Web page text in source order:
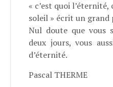
« c’est quoi l’éternité,
soleil » écrit un grand
Nul doute que vous
deux jours, vous
d’éternité.
Pascal THERME